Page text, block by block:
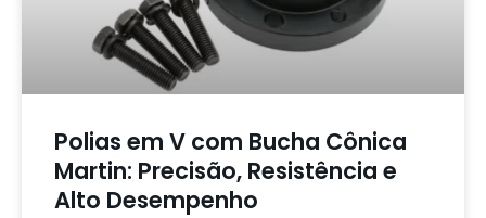
Polias em V com Bucha Cônica
Martin: Precisão, Resistência e
Alto Desempenho